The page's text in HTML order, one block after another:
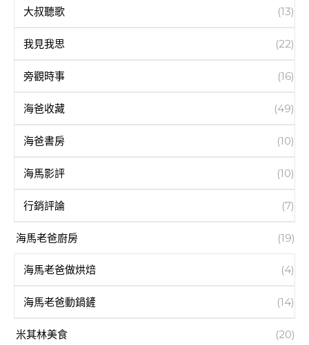
大叔聽歌 (13)
我見我思 (22)
旁觀時事 (16)
海爸收藏 (49)
海爸書房 (10)
海馬影評 (10)
行銷評論 (7)
海馬老爸廚房 (19)
海馬老爸做烘焙 (4)
海馬老爸動鍋鏟 (14)
米其林美食 (20)